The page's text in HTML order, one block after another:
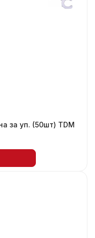
за уп. (50шт) TDM